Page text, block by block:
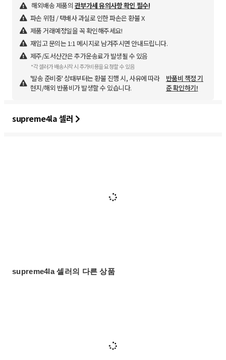
해외배송 제품의 관부가세 유의사항 확인 필수!
파손 위험 / 택배사 과실로 인한 파손은 환불 X
제품 거래예정일을 꼭 확인해주세요!
재입고 문의는 1:1 메시지로 남겨주시면 안내드립니다.
제주/도서산간은 추가운송료가 발생될 수 있음
*각 셀러가 배송시작 시 추가비용을 요청할 수 있음
'발송 준비중' 상태부터는 환불 진행 시, 사유에 따라
현지/해외 반품비가 발생할 수 있습니다.
반품비 책정 기
준 확인하기!
supreme4la 셀러
supreme4la 셀러의 다른 상품